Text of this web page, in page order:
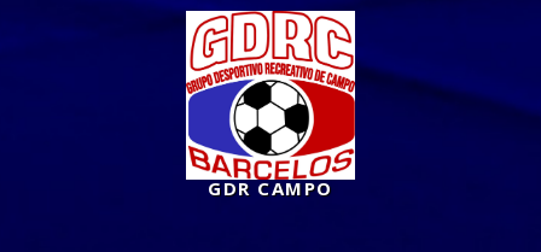
GDR CAMPO